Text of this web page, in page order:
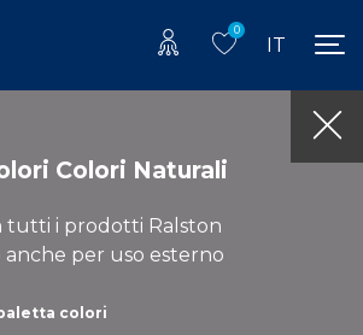
0
IT
Colori Naturali
tutti i prodotti Ralston
per uso esterno
colori